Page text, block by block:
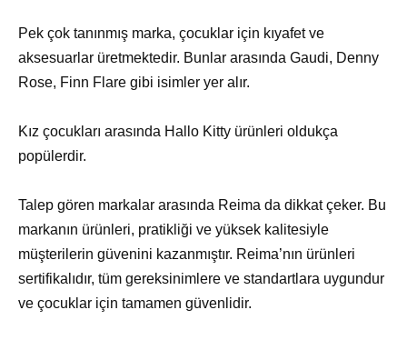
Pek çok tanınmış marka, çocuklar için kıyafet ve
aksesuarlar üretmektedir. Bunlar arasında Gaudi, Denny
Rose, Finn Flare gibi isimler yer alır.
Kız çocukları arasında Hallo Kitty ürünleri oldukça
popülerdir.
Talep gören markalar arasında Reima da dikkat çeker. Bu
markanın ürünleri, pratikliği ve yüksek kalitesiyle
müşterilerin güvenini kazanmıştır. Reima’nın ürünleri
sertifikalıdır, tüm gereksinimlere ve standartlara uygundur
ve çocuklar için tamamen güvenlidir.